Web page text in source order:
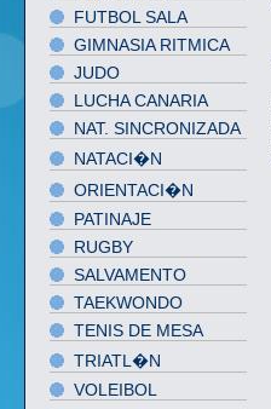
FUTBOL SALA
GIMNASIA RITMICA
JUDO
LUCHA CANARIA
NAT. SINCRONIZADA
NATACI�N
ORIENTACI�N
PATINAJE
RUGBY
SALVAMENTO
TAEKWONDO
TENIS DE MESA
TRIATL�N
VOLEIBOL